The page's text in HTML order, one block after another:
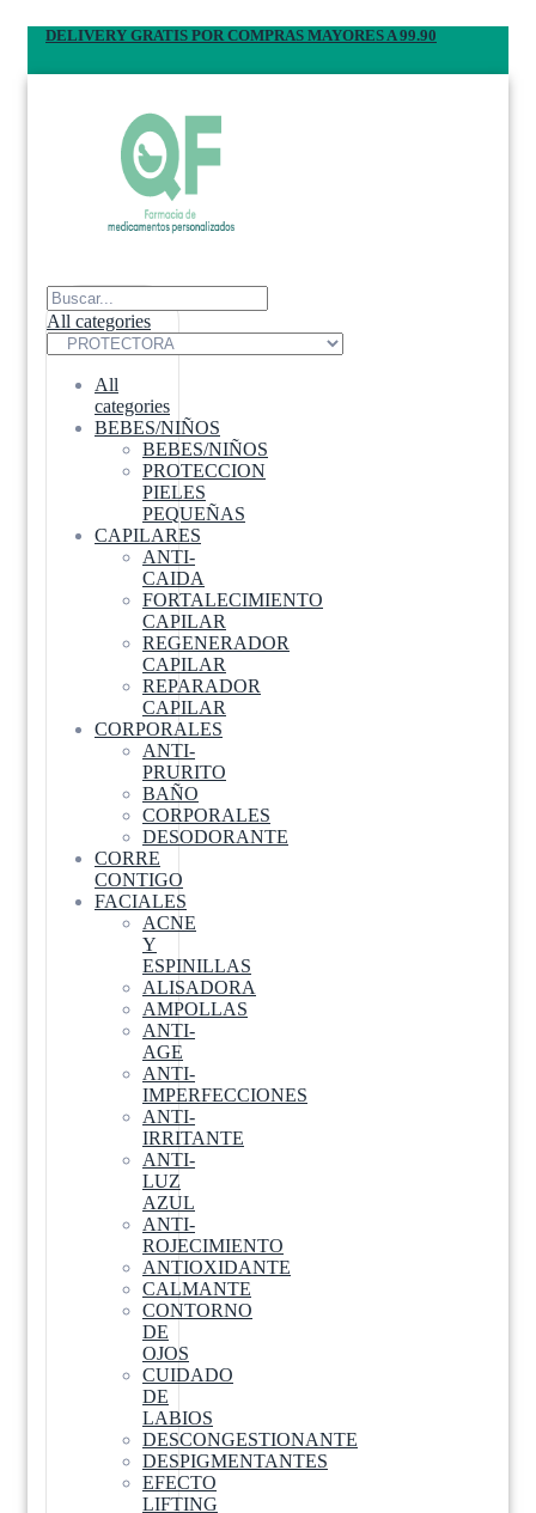
DELIVERY GRATIS POR COMPRAS MAYORES A 99.90
All categories
All
categories
BEBES/NIÑOS
BEBES/NIÑOS
PROTECCION
PIELES
PEQUEÑAS
CAPILARES
ANTI-
CAIDA
FORTALECIMIENTO
CAPILAR
REGENERADOR
CAPILAR
REPARADOR
CAPILAR
CORPORALES
ANTI-
PRURITO
BAÑO
CORPORALES
DESODORANTE
CORRE
CONTIGO
FACIALES
ACNE
Y
ESPINILLAS
ALISADORA
AMPOLLAS
ANTI-
AGE
ANTI-
IMPERFECCIONES
ANTI-
IRRITANTE
ANTI-
LUZ
AZUL
ANTI-
ROJECIMIENTO
ANTIOXIDANTE
CALMANTE
CONTORNO
DE
OJOS
CUIDADO
DE
LABIOS
DESCONGESTIONANTE
DESPIGMENTANTES
EFECTO
LIFTING